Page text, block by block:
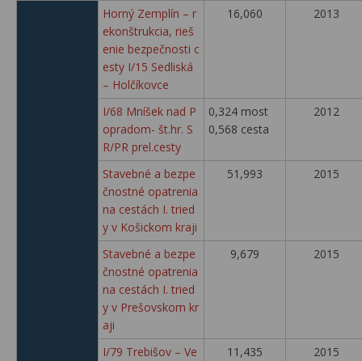
Horný Zemplín – r
ekonštrukcia, rieš
enie bezpečnosti c
esty I/15 Sedliská
– Holčíkovce
16,060 2013
I/68 Mníšek nad P
opradom- št.hr. S
R/PR prel.cesty
0,324 most
0,568 cesta
2012
Stavebné a bezpe
čnostné opatrenia
na cestách I. tried
y v Košickom kraji
51,993 2015
Stavebné a bezpe
čnostné opatrenia
na cestách I. tried
y v Prešovskom kr
aji
9,679 2015
I/79 Trebišov – Ve
11,435 2015